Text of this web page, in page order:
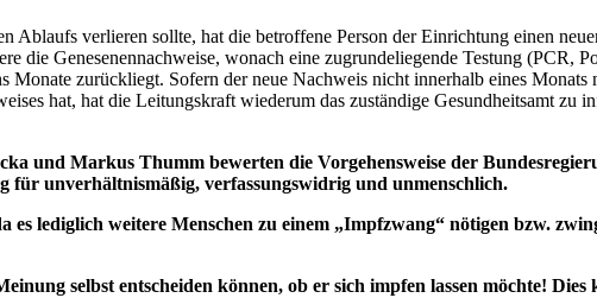
verlieren sollte, hat die betroffene Person der Einrichtung einen
die Genesenennachweise, wonach eine zugrundeliegende Testung (PCR,
zurückliegt. Sofern der neue Nachweis nicht innerhalb eines Monats
hat, hat die Leitungskraft wiederum das zuständige Gesundheitsamt zu
und Markus Thumm bewerten die Vorgehensweise der
für unverhältnismäßig, verfassungswidrig und unmenschlich.
lediglich weitere Menschen zu einem „Impfzwang“ nötigen bzw.
selbst entscheiden können, ob er sich impfen lassen möchte!